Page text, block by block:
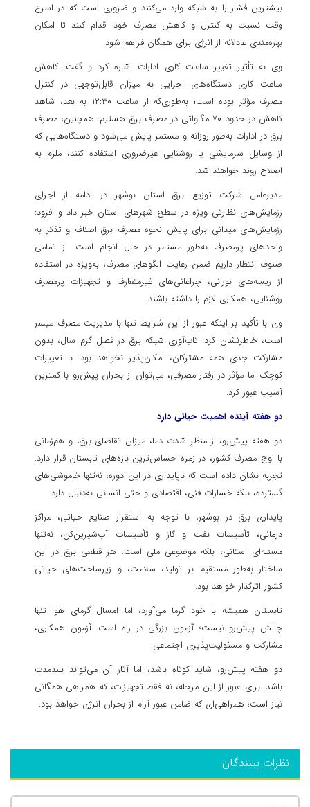
بیشترین فشار را به شبکه وارد می‌کنند و ضروری است که در اسرع
وقت نسبت به کنترل و کاهش مصرف خود اقدام کنند تا امکان
بهره‌مندی عادلانه از انرژی برای همگان فراهم شود.
وی به تأثیر تغییر ساعات کاری ادارات اشاره کرد و گفت: کاهش
ساعت کاری دستگاه‌های اجرایی به میزان قابل‌توجهی در کنترل
مصرف مؤثر بوده است؛ به‌طوری‌که از ساعت ۱۲:۳۰ به بعد، شاهد
کاهش در حدود ۷۰ مگاواتی در مصرف برق هستیم. همچنین، مصرف
برق در ادارات به‌طور روزانه و مستمر پایش می‌شود و دستگاه‌هایی که
از وسایل سرمایشی یا روشنایی غیرضروری استفاده کنند، ملزم به
اصلاح روند خواهند شد.
مدیرعامل شرکت توزیع برق استان بوشهر در ادامه از اجرای
رزمایش‌های نظارتی ویژه در سطح شهرهای استان خبر داد و افزود:
رزمایش‌های میدانی برای پایش نحوه مصرف برق اصناف و تذکر به
واحدهای پرمصرف به‌طور مستمر در حال انجام است. از تمامی
صنوف انتظار داریم ضمن رعایت الگوهای مصرف، به‌ویژه در استفاده
از ریسه‌های نورانی، چراغانی‌های غیرمتعارف و تجهیزات پرمصرف
روشنایی، همکاری لازم را داشته باشند.
وی با تأکید بر اینکه عبور از این شرایط تنها با مدیریت مصرف میسر
است، خاطرنشان کرد: تاب‌آوری شبکه برق در فصل گرم سال، بدون
مشارکت جدی همه مشترکان، امکان‌پذیر نخواهد بود. با تغییرات
کوچک اما مؤثر در رفتار مصرفی، می‌توان از بحران پیش‌رو با کمترین
آسیب عبور کرد.
دو هفته آینده اهمیت حیاتی دارد
دو هفته پیش‌رو، از منظر شدت دما، میزان تقاضای برق، و هم‌زمانی
با اوج مصرف کشور، در زمره حساس‌ترین بازه‌های تابستان قرار دارد.
تجربه نشان داده است که ناپایداری در این دوره، نه‌تنها خاموشی‌های
گسترده، بلکه خسارات فنی، اقتصادی و حتی انسانی به‌دنبال دارد.
پایداری برق در بوشهر، با توجه به استقرار صنایع حیاتی، مراکز
درمانی، تأسیسات نفت و گاز و تأسیسات آب‌شیرین‌کن، نه‌تنها
مسئله‌ای استانی، بلکه موضوعی ملی است. هر قطعی برق در این
ساختار به‌طور مستقیم بر تولید، سلامت، و زیرساخت‌های حیاتی
کشور اثرگذار خواهد بود.
تابستان همیشه با خود گرما می‌آورد، اما امسال گرمای هوا تنها
چالش پیش‌رو نیست؛ آزمون بزرگی در راه است. آزمون همکاری،
مشارکت و مسئولیت‌پذیری اجتماعی.
دو هفته پیش‌رو، شاید کوتاه باشد، اما آثار آن می‌تواند بلندمدت
باشد. برای عبور از این مرحله، نه فقط تجهیزات، که همراهی همگانی
نیاز است؛ همراهی‌ای که ضامن عبور آرام از بحران انرژی خواهد بود.
نظرات بینندگان